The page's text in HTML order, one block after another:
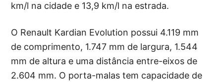
km/l na cidade e 13,9 km/l na estrada.
O Renault Kardian Evolution possui 4.119 mm
de comprimento, 1.747 mm de largura, 1.544
mm de altura e uma distância entre-eixos de
2.604 mm. O porta-malas tem capacidade de